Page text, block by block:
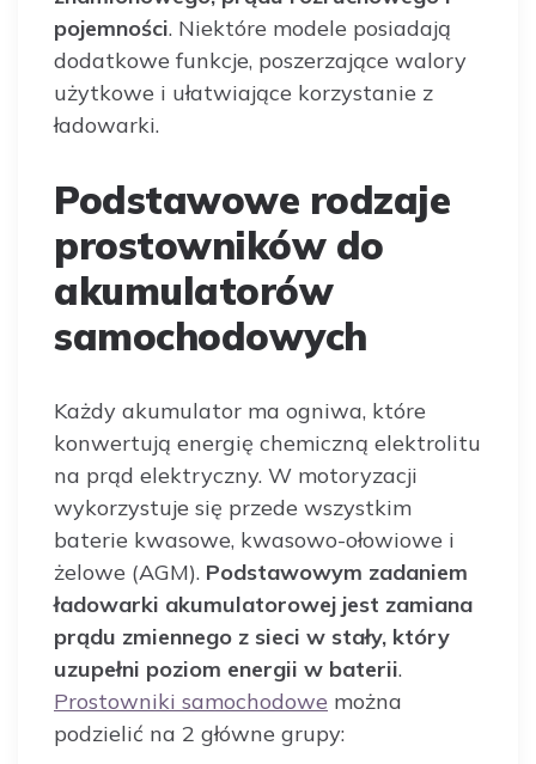
pojemności. Niektóre modele posiadają
dodatkowe funkcje, poszerzające walory
użytkowe i ułatwiające korzystanie z
ładowarki.
Podstawowe rodzaje
prostowników do
akumulatorów
samochodowych
Każdy akumulator ma ogniwa, które
konwertują energię chemiczną elektrolitu
na prąd elektryczny. W motoryzacji
wykorzystuje się przede wszystkim
baterie kwasowe, kwasowo-ołowiowe i
żelowe (AGM). Podstawowym zadaniem
ładowarki akumulatorowej jest zamiana
prądu zmiennego z sieci w stały, który
uzupełni poziom energii w baterii.
Prostowniki samochodowe można
podzielić na 2 główne grupy: